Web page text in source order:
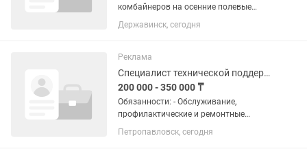
комбайнеров на осенние полевые
работы Оплата по выработке — оплата
за фактически выполненный объём
комбайны и трактора 2) Водители на...
Державинск, сегодня
Реклама
Специалист технической поддержки (IT)
200 000 - 350 000 ₸
Обязанности: - Обслуживание,
профилактические и ремонтные
работы по поддержанию в рабочем
состоянии рабочей техники
Петропавловск, сегодня